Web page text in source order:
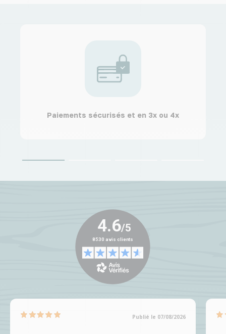
Paiements sécurisés et en 3x ou 4x
Publié le 07/08/2026